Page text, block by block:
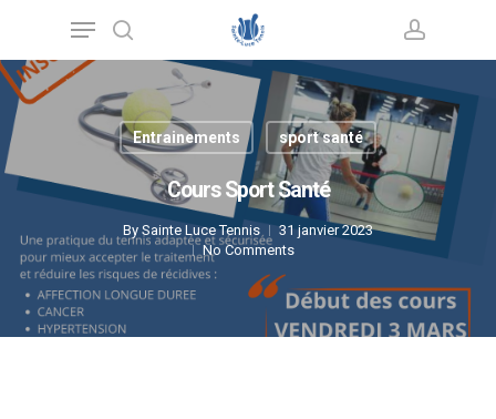
content
Menu
Entrainements sport santé
Cours Sport Santé
By Sainte Luce Tennis
31 janvier 2023
No Comments